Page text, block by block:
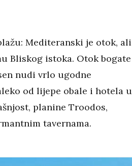
Mediteranski je otok, ali
Bliskog istoka. Otok bogate
nudi vrlo ugodne
od lijepe obale i hotela
planine Troodos,
tavernama.